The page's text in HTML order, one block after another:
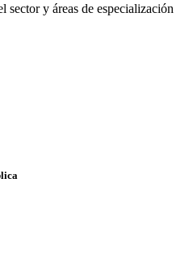
sector y áreas de especialización